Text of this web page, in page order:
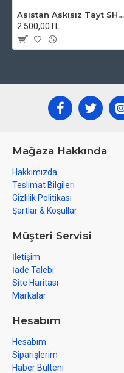
Asistan Askısız Tayt SH20 Pedli Siyah
2.500,00TL
Mağaza Hakkında
Hakkımızda
Teslimat Bilgileri
Gizlilik Politikası
Şartlar & Koşullar
Müşteri Servisi
İletişim
İade Talebi
Site Haritası
Markalar
Hesabım
Hesabım
Siparişlerim
Haber Bülteni